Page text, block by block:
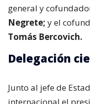
general y
Negrete; y el
Tomás Bercovich.
Delegación
Junto al jefe de
internacional el